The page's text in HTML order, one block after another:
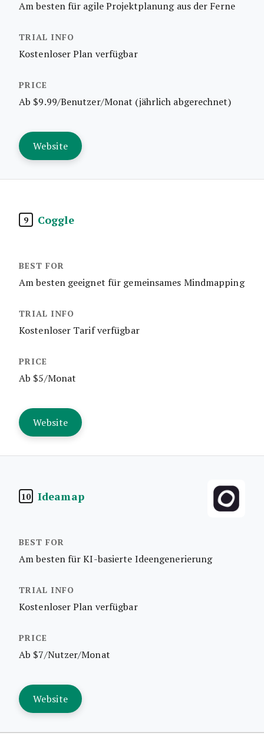
Am besten für agile Projektplanung aus der Ferne
Kostenloser Plan verfügbar
Ab $9.99/Benutzer/Monat (jährlich abgerechnet)
Website
9 Coggle
Am besten geeignet für gemeinsames Mindmapping
Kostenloser Tarif verfügbar
Ab $5/Monat
Website
10 Ideamap
Am besten für KI-basierte Ideengenerierung
Kostenloser Plan verfügbar
Ab $7/Nutzer/Monat
Website